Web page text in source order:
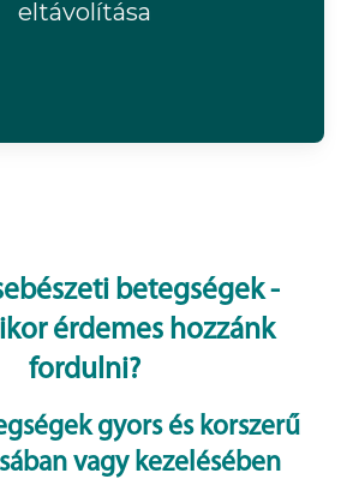
eltávolítása
betegségek -
érdemes hozzánk
fordulni?
gyors és korszerű
vagy kezelésében